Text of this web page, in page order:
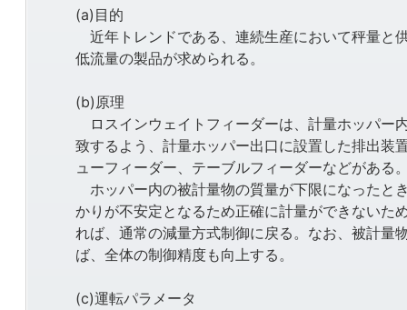
(a)目的
近年トレンドである、連続生産において秤量と
低流量の製品が求められる。
(b)原理
ロスインウェイトフィーダーは、計量ホッパー
致するよう、計量ホッパー出口に設置した排出装
ューフィーダー、テーブルフィーダーなどがある
ホッパー内の被計量物の質量が下限になったと
かりが不安定となるため正確に計量ができないた
れば、通常の減量方式制御に戻る。なお、被計量
ば、全体の制御精度も向上する。
(c)運転パラメータ